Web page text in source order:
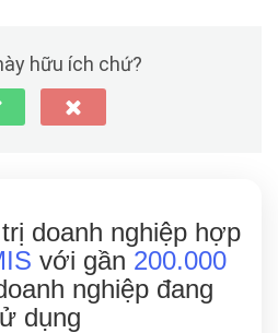
hữu ích chứ?
doanh nghiệp hợp
với gần 200.000
nghiệp đang
dụng